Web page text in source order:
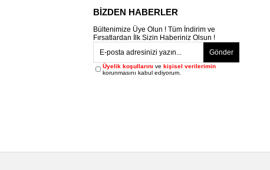
BİZDEN HABERLER
Bültenimize Üye Olun ! Tüm İndirim ve
Fırsatlardan İlk Sizin Haberiniz Olsun !
Gönder
Üyelik koşullarını vekişisel verilerimin
korunmasını kabul ediyorum.